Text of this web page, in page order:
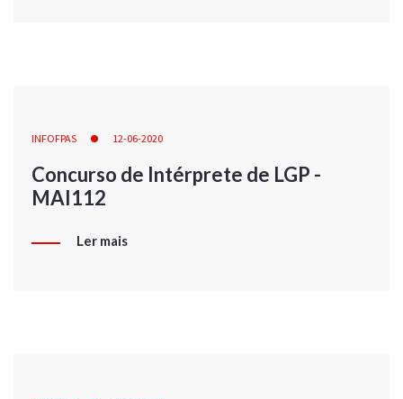
INFOFPAS 12-06-2020
Concurso de Intérprete de LGP -
MAI112
Ler mais